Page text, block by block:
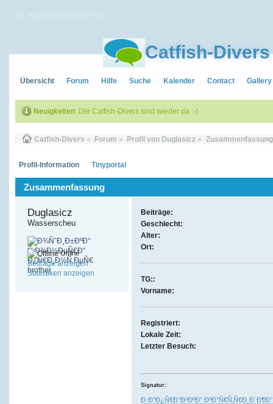
Catfish-Divers
Übersicht Forum Hilfe Suche Kalender Contact Gallery
Neuigkeiten: Die Catfish-Divers sind wieder da :-)
Catfish-Divers » Forum » Profil von Duglasicz » Zusammenfassung
Profil-Information Tinyportal
Zusammenfassung
Duglasicz
Wasserscheu
Offline
Beiträge anzeigen
Statistiken anzeigen
Beiträge:
Geschlecht:
Alter:
Ort:
TG::
Vorname:
Registriert:
Lokale Zeit:
Letzter Besuch:
Signatur:
Ð·Ð°Ð¿Ñ€Ð°Ð²ÐºÐ°